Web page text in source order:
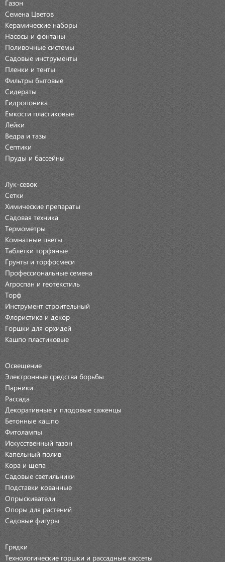
Газон
Семена Цветов
Керамические наборы
Насосы и фонтаны
Поливочные системы
Садовые инструменты
Пленки и тенты
Фильтры бытовые
Сидераты
Гидропоника
Емкости пластиковые
Лейки
Ведра и тазы
Септики
Пруды и бассейны
Лук-севок
Сетки
Химические препараты
Садовая техника
Термометры
Комнатные цветы
Таблетки торфяные
Грунты и торфосмеси
Профессиональные семена
Агроспан и геотекстиль
Торф
Инструмент строительный
Флористика и декор
Горшки для орхидей
Кашпо пластиковые
Освещение
Электронные средства борьбы
Парники
Рассада
Декоративные и плодовые саженцы
Бетонные кашпо
Фитолампы
Искусственный газон
Капельный полив
Кора и щепа
Садовые светильники
Подставки кованные
Опрыскиватели
Опоры для растений
Садовые фигуры
Грядки
Технологические горшки и рассадные кассеты